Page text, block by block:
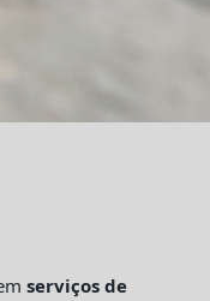
serviços de